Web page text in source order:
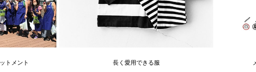
トメント 長く愛用できる服